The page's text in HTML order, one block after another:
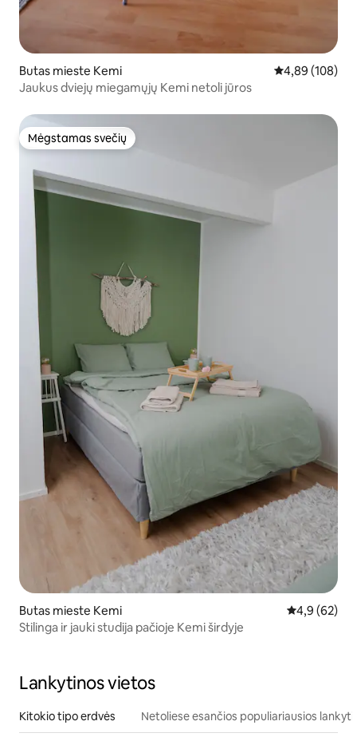
Butas mieste Kemi Vidutinis
4,89 (108)
Jaukus dviejų miegamųjų Kemi netoli jūros
Mėgstamas svečių
Mėgstamas svečių
Butas mieste Kemi Vidutinis
4,9 (62)
Stilinga ir jauki studija pačioje Kemi širdyje
Lankytinos vietos
Kitokio tipo erdvės Netoliese esančios populiariausios